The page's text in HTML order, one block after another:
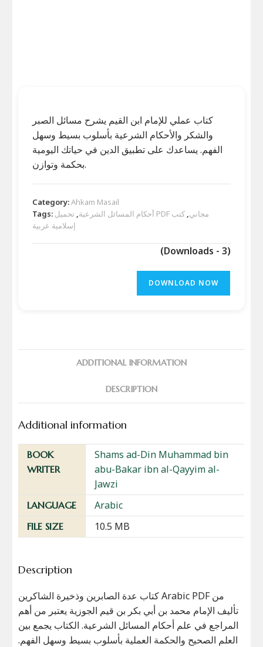
كتاب عملي للإمام ابن القيم يشرح مسائل الصبر
والشكر والأحكام الشرعية بأسلوب بسيط وسهل
الفهم. يساعدك على تطبيق الدين في حياتك اليومية
بحكمة وتوازن.
Category:Ahkam Masail
Tags:
أحكام المسائل الشرعية, تحميل PDF مجاني, كتب
إسلامية عربية
(Downloads - 3)
DOWNLOAD NOW
ADDITIONAL INFORMATION
DESCRIPTION
Additional information
BOOK
WRITER
Shams ad-Din Muhammad bin
abu-Bakar ibn al-Qayyim al-
Jawzi
LANGUAGE Arabic
FILE SIZE 10.5 MB
Description
كتاب عدة الصابرين وذخيرة الشاكرين Arabic PDF من
تأليف الإمام محمد بن أبي بكر بن قيم الجوزية يعتبر من أهم
المراجع في علم أحكام المسائل الشرعية. الكتاب يجمع بين
العلم الصحيح والحكمة العملية بأسلوب بسيط وسهل الفهم.